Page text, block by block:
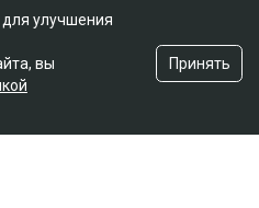
После аварии
с
полиции за
улучшения
вы
Принять